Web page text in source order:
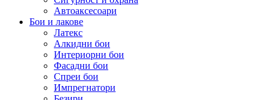
Автоаксесоари
Бои и лакове
Латекс
Алкидни бои
Интериорни бои
Фасадни бои
Спреи бои
Импрегнатори